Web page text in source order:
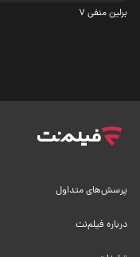
برلین منفی 7
پرسش‌های متداول
درباره فیلم‌نت